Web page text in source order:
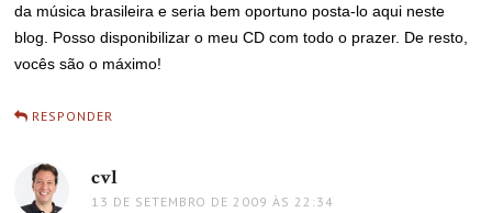
da música brasileira e seria bem oportuno posta-lo aqui neste
blog. Posso disponibilizar o meu CD com todo o prazer. De resto,
vocês são o máximo!
RESPONDER
cvl
13 DE SETEMBRO DE 2009 ÀS 22:34